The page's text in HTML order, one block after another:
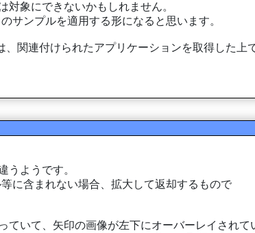
象にできないかもしれません。
サンプルを適用する形になると思います。
関連付けられたアプリケーションを取得した上
うようです。
に含まれない場合、拡大して返却するもので
ていて、矢印の画像が左下にオーバーレイされ